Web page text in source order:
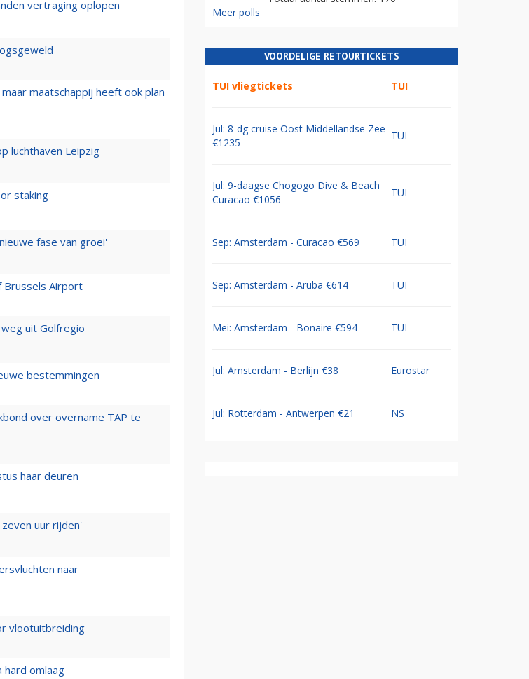
vertraging oplopen
maatschappij heeft ook plan
luchthaven Leipzig
staking
fase van groei'
Brussels Airport
uit Golfregio
bestemmingen
over overname TAP te
haar deuren
uur rijden'
naar
vlootuitbreiding
hard omlaag
Meer polls
VOORDELIGE RETOURTICKETS
TUI vliegtickets TUI
Jul: 8-dg cruise Oost Middellandse Zee
€1235
TUI
Jul: 9-daagse Chogogo Dive & Beach
Curacao €1056
TUI
Sep: Amsterdam - Curacao €569 TUI
Sep: Amsterdam - Aruba €614 TUI
Mei: Amsterdam - Bonaire €594 TUI
Jul: Amsterdam - Berlijn €38 Eurostar
Jul: Rotterdam - Antwerpen €21 NS